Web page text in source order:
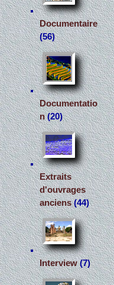
Documentaire
(56)
Documentatio
n(20)
Extraits
d'ouvrages
anciens(44)
Interview(7)